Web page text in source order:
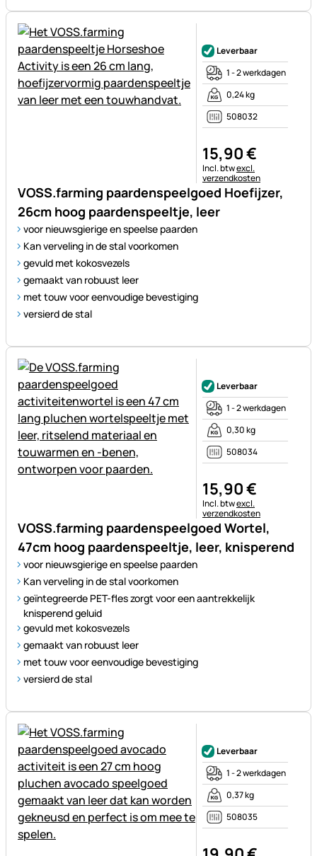
VOSS.farming paardenspeelgoed Hoefijzer,
26cm hoog paardenspeeltje, leer
voor nieuwsgierige en speelse paarden
Kan verveling in de stal voorkomen
gevuld met kokosvezels
gemaakt van robuust leer
met touw voor eenvoudige bevestiging
versierd de stal
Leverbaar
1 - 2 werkdagen
0,24 kg
508032
15,90€
Belastinginformatie:
Incl. btwexcl.
verzendkosten
VOSS.farming paardenspeelgoed Wortel,
47cm hoog paardenspeeltje, leer, knisperend
voor nieuwsgierige en speelse paarden
Kan verveling in de stal voorkomen
geïntegreerde PET-fles zorgt voor een aantrekkelijk
knisperend geluid
gevuld met kokosvezels
gemaakt van robuust leer
met touw voor eenvoudige bevestiging
versierd de stal
Leverbaar
1 - 2 werkdagen
0,30 kg
508034
15,90€
Belastinginformatie:
Incl. btwexcl.
verzendkosten
Leverbaar
1 - 2 werkdagen
0,37 kg
508035